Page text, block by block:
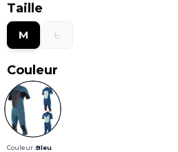
Taille
M L
Couleur
Couleur :Bleu